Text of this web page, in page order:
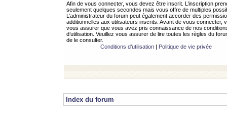
Afin de vous connecter, vous devez être inscrit. L’inscription
seulement quelques secondes mais vous offre de multiples
L’administrateur du forum peut également accorder des
additionnelles aux utilisateurs inscrits. Avant de vous connecter,
vous assurer que vous avez pris connaissance de nos
d’utilisation. Veuillez vous assurer de lire toutes les règles du
de le consulter.
Conditions d’utilisation| Politique de vie privée
Index du forum